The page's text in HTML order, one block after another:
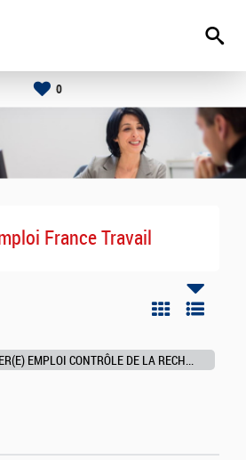
0
France Travail
CONSEIL-->CONSEILLER(E) EMPLOI CONTRÔLE DE LA RECHERCHE D'EMPLOI